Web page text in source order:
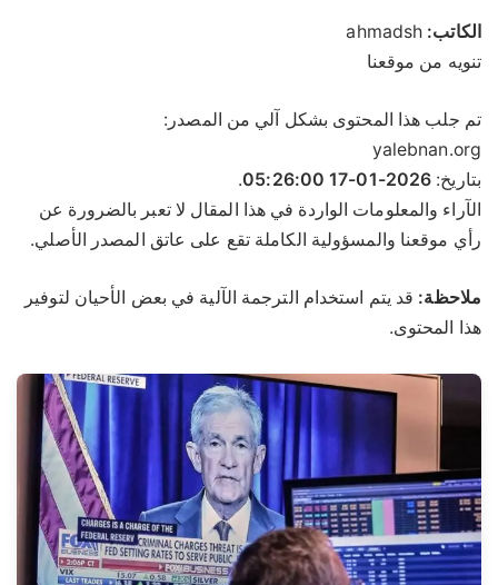
الكاتب: ahmadsh
تنويه من موقعنا
تم جلب هذا المحتوى بشكل آلي من المصدر:
yalebnan.org
بتاريخ: 2026-01-17 05:26:00
.
الآراء والمعلومات الواردة في هذا المقال لا تعبر بالضرورة عن
رأي موقعنا والمسؤولية الكاملة تقع على عاتق المصدر الأصلي.
ملاحظة: قد يتم استخدام الترجمة الآلية في بعض الأحيان لتوفير
هذا المحتوى.